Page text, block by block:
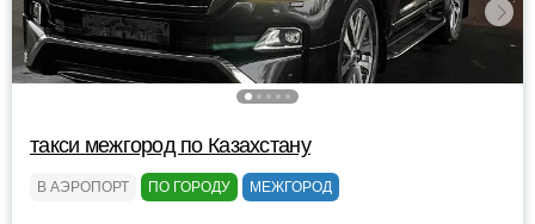
такси межгород по Казахстану
В АЭРОПОРТ ПО ГОРОДУ МЕЖГОРОД